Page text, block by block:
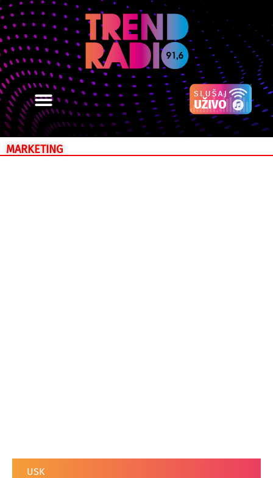
MARKETING
USK